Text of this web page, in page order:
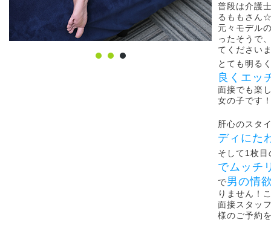
普段は介護
るももさん
元々モデル
ったそうで
てください
とても明る
良くエッ
面接でも楽
女の子です
肝心のスタ
ディにた
そして1枚
でムッチ
で男の情
りません！
面接スタッ
様のご予約